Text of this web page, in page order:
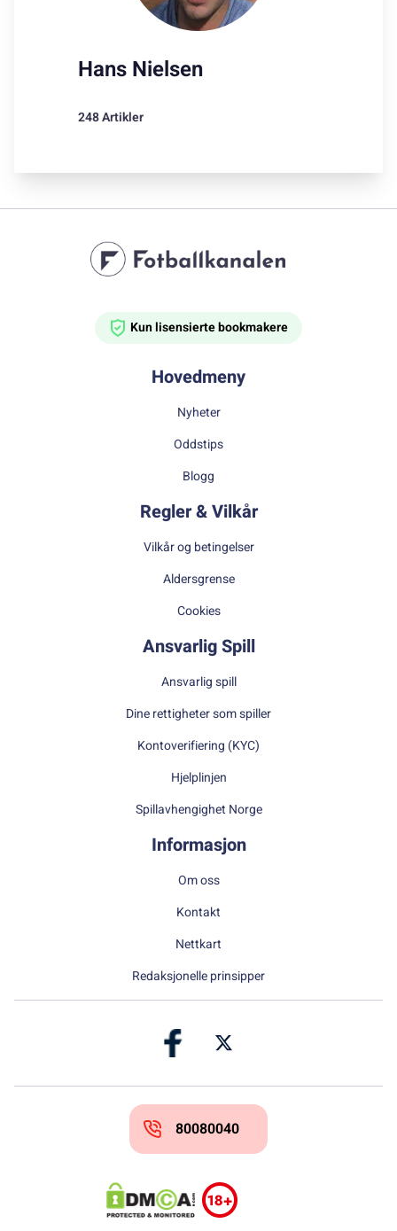
Hans Nielsen
248 Artikler
Kun lisensierte bookmakere
Hovedmeny
Nyheter
Oddstips
Blogg
Regler & Vilkår
Vilkår og betingelser
Aldersgrense
Cookies
Ansvarlig Spill
Ansvarlig spill
Dine rettigheter som spiller
Kontoverifiering (KYC)
Hjelplinjen
Spillavhengighet Norge
Informasjon
Om oss
Kontakt
Nettkart
Redaksjonelle prinsipper
80080040